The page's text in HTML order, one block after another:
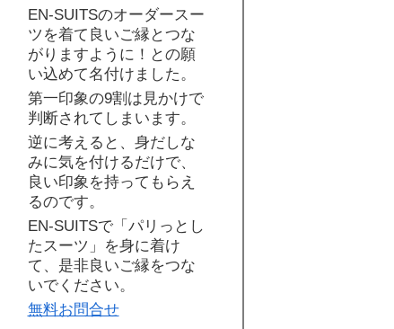
EN-SUITSのオーダースー
ツを着て良いご縁とつな
がりますように！との願
い込めて名付けました。
第一印象の9割は見かけで
判断されてしまいます。
逆に考えると、身だしな
みに気を付けるだけで、
良い印象を持ってもらえ
るのです。
EN-SUITSで「パリっとし
たスーツ」を身に着け
て、是非良いご縁をつな
いでください。
無料お問合せ